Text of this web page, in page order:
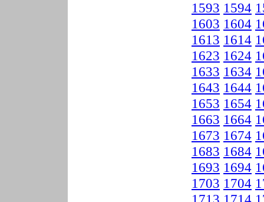
1593 1594
1603 1604
1613 1614
1623 1624
1633 1634
1643 1644
1653 1654
1663 1664
1673 1674
1683 1684
1693 1694
1703 1704